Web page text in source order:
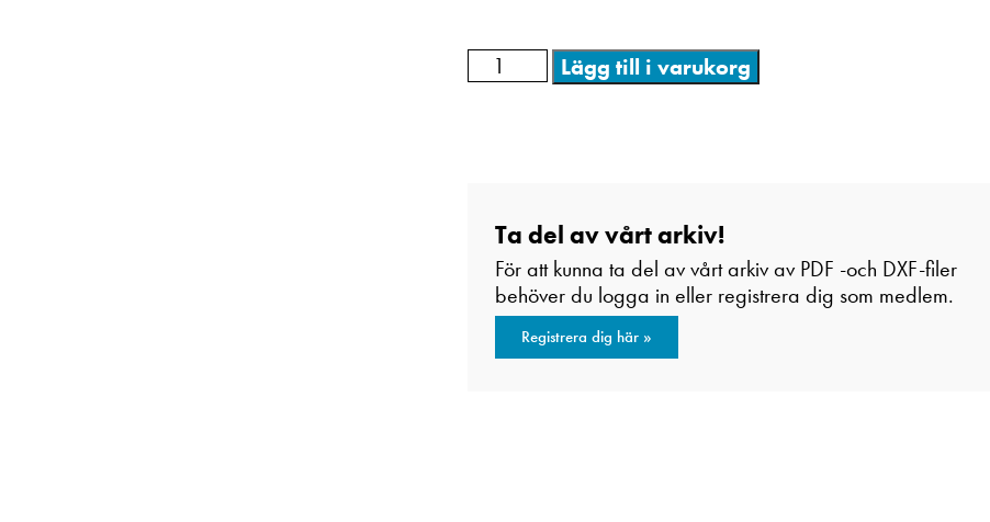
Lägg till i varukorg
Ta del av vårt arkiv!
För att kunna ta del av vårt arkiv av PDF -och DXF-filer
behöver du logga in eller registrera dig som medlem.
Registrera dig här »